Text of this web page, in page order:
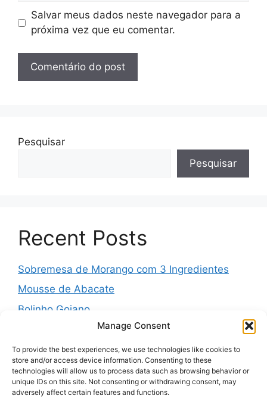
Manage Consent
To provide the best experiences, we use technologies like cookies to
store and/or access device information. Consenting to these
technologies will allow us to process data such as browsing behavior or
unique IDs on this site. Not consenting or withdrawing consent, may
adversely affect certain features and functions.
Salvar meus dados neste navegador para a
próxima vez que eu comentar.
Pesquisar
Pesquisar
Recent Posts
Sobremesa de Morango com 3 Ingredientes
Mousse de Abacate
Bolinho Goiano
Muffins Salgados de Legumes